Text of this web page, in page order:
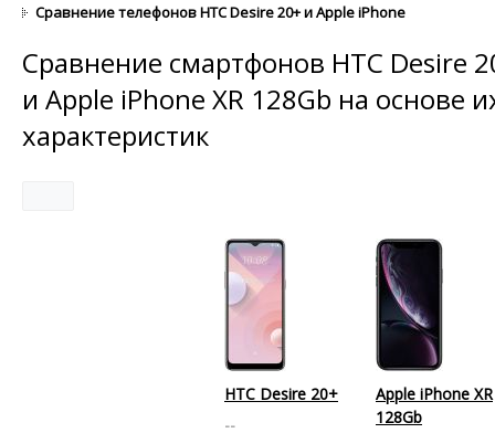
Сравнение телефонов HTC Desire 20+ и Apple iPhone XR 128Gb
Сравнение смартфонов HTC Desire
и Apple iPhone XR 128Gb на основе
характеристик
HTC Desire 20+
--
Apple iPhone XR
128Gb